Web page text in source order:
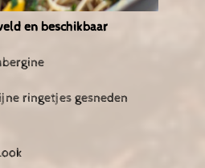
en beschikbaar
ringetjes gesneden